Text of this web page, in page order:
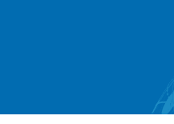
DDS規格準拠ネットワークミドル
RTI Connext DDS